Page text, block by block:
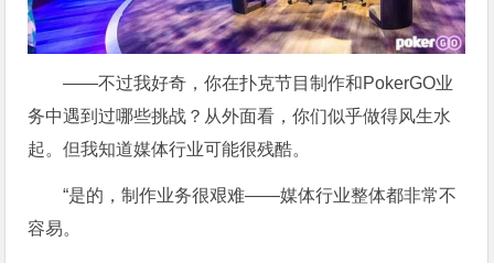
——不过我好奇，你在扑克节目制作和PokerGO业
务中遇到过哪些挑战？从外面看，你们似乎做得风生水
起。但我知道媒体行业可能很残酷。
“是的，制作业务很艰难——媒体行业整体都非常不
容易。